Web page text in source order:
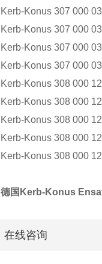
Kerb-Konus 307 000
Kerb-Konus 307 000
Kerb-Konus 307 000
Kerb-Konus 307 000
Kerb-Konus 308 000
Kerb-Konus 308 000
Kerb-Konus 308 000
Kerb-Konus 308 000
Kerb-Konus 308 000
德国Kerb-Konus
在线咨询